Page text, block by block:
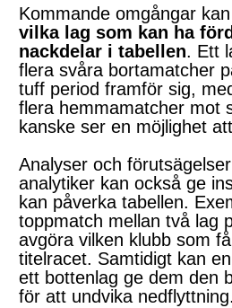
Kommande omgångar
vilka lag som kan ha
nackdelar i tabellen. Ett
flera svåra bortamatcher
tuff period framför sig,
flera hemmamatcher mot
kanske ser en möjlighet
Analyser och
analytiker kan också ge
kan påverka tabellen.
toppmatch mellan två lag
avgöra vilken klubb som
titelracet. Samtidigt kan
ett bottenlag ge dem den
för att undvika nedflyttning.